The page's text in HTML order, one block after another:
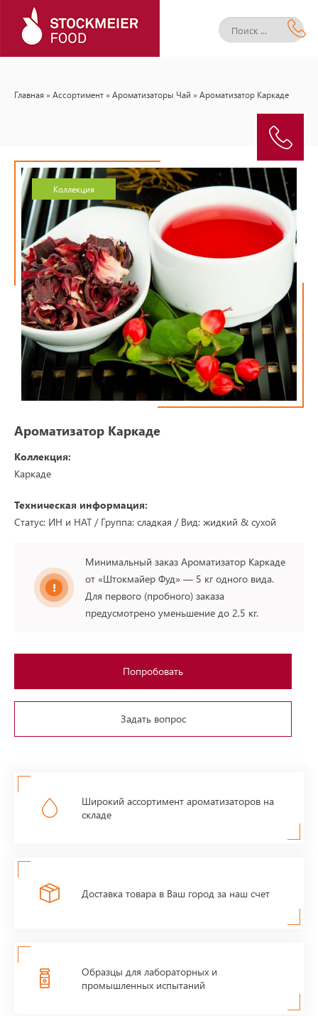
Главная »Ассортимент »Ароматизаторы Чай » Ароматизатор Каркаде
Коллекция
Ароматизатор Каркаде
Коллекция:
Каркаде
Техническая информация:
Статус: ИН и НАТ / Группа: сладкая / Вид: жидкий & сухой
Минимальный заказ Ароматизатор Каркаде
от «Штокмайер Фуд» — 5 кг одного вида.
Для первого (пробного) заказа
предусмотрено уменьшение до 2,5 кг.
Попробовать
Задать вопрос
Широкий ассортимент ароматизаторов на
складе
Доставка товара в Ваш город за наш счет
Образцы для лабораторных и
промышленных испытаний